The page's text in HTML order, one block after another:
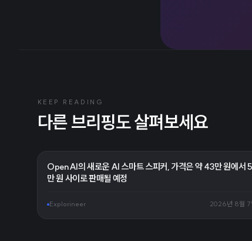
KEEP READING
다른 브리핑도 살펴보세요
OpenAI의 새로운 AI 스마트 스피커, 가격은 약 43만 원에서
만 원 사이로 판매될 예정
Explorineer 2026년 8월 7